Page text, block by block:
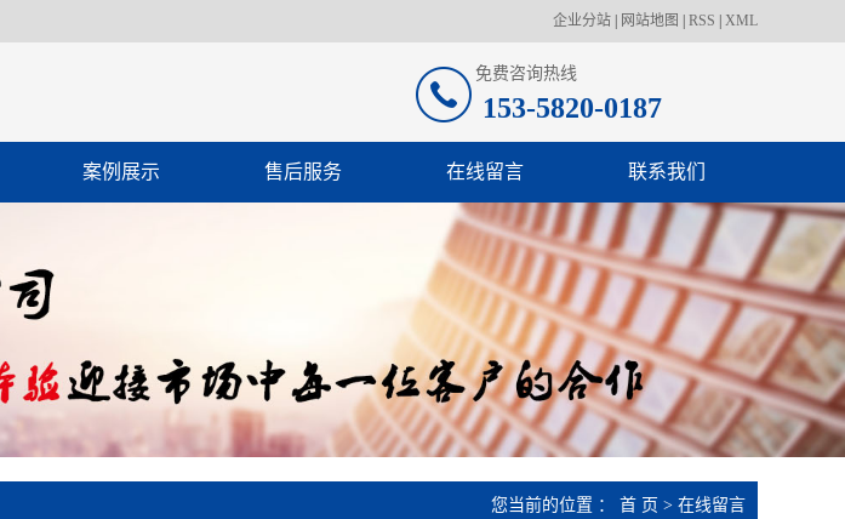
企业分站 网站地图 RSS XML
免费咨询热线
153-5820-0187
案例展示 售后服务 在线留言 联系我们
您当前的位置 ： 首 页 > 在线留言